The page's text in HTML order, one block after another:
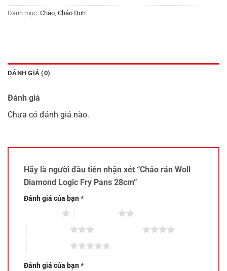
Danh mục: Chảo, Chảo Đơn
ĐÁNH GIÁ (0)
Đánh giá
Chưa có đánh giá nào.
Hãy là người đầu tiên nhận xét “Chảo rán Woll
Diamond Logic Fry Pans 28cm”
Đánh giá của bạn*
Đánh giá của bạn*